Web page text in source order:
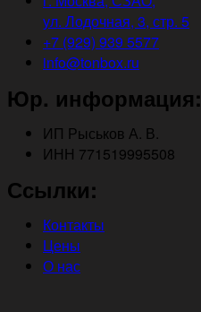
ул. Лодочная, 3, стр. 5
+7 (929) 939 5577
info@tonbox.ru
Юр. информация:
ИП Рыськов А. В.
ИНН 771519995508
Ссылки:
Контакты
Цены
О нас